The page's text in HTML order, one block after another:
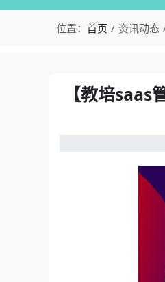
校盈易-教培机构管
位置： 首页 资讯动态
资讯详情：【教
【教培